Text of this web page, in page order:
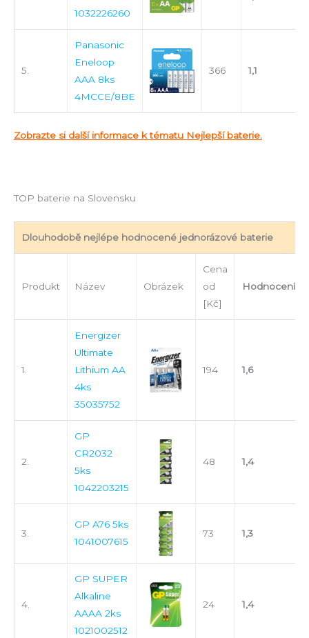
1032226260
5.
Panasonic
Eneloop
AAA 8ks
4MCCE/8BE
366 1,1
Zobrazte si další informace k tématu Nejlepší baterie.
TOP baterie na Slovensku
Dlouhodobě nejlépe hodnocené jednorázové baterie
Produkt Název Obrázek
Cena
od
[Kč]
Hodnocení
1.
Energizer
Ultimate
Lithium AA
4ks
35035752
194 1,6
2.
GP
CR2032
5ks
1042203215
48 1,4
3.
GP A76 5ks
1041007615
73 1,3
4.
GP SUPER
Alkaline
AAAA 2ks
1021002512
24 1,4